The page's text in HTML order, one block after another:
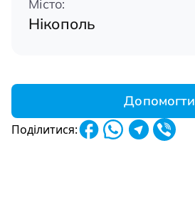
Місто:
Нікополь
Допомогти
Поділитися: